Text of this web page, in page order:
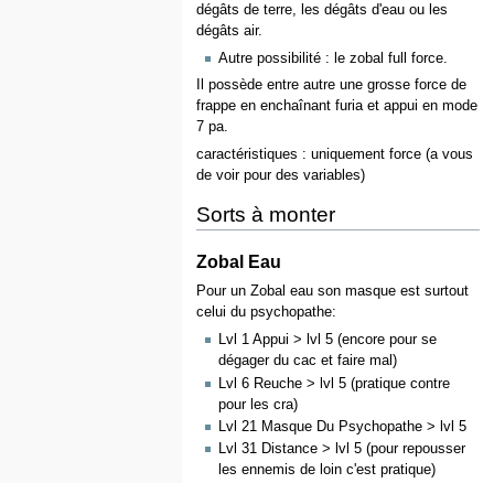
dégâts de terre, les dégâts d'eau ou les
dégâts air.
Autre possibilité : le zobal full force.
Il possède entre autre une grosse force de
frappe en enchaînant furia et appui en mode
7 pa.
caractéristiques : uniquement force (a vous
de voir pour des variables)
Sorts à monter
Zobal Eau
Pour un Zobal eau son masque est surtout
celui du psychopathe:
Lvl 1 Appui > lvl 5 (encore pour se
dégager du cac et faire mal)
Lvl 6 Reuche > lvl 5 (pratique contre
pour les cra)
Lvl 21 Masque Du Psychopathe > lvl 5
Lvl 31 Distance > lvl 5 (pour repousser
les ennemis de loin c'est pratique)